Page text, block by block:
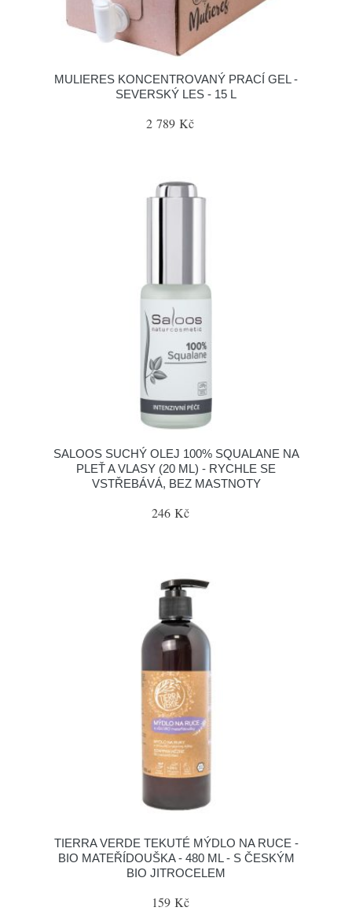
MULIERES KONCENTROVANÝ PRACÍ GEL -
SEVERSKÝ LES - 15 L
2 789 Kč
SALOOS SUCHÝ OLEJ 100% SQUALANE NA
PLEŤ A VLASY (20 ML) - RYCHLE SE
VSTŘEBÁVÁ, BEZ MASTNOTY
246 Kč
TIERRA VERDE TEKUTÉ MÝDLO NA RUCE -
BIO MATEŘÍDOUŠKA - 480 ML - S ČESKÝM
BIO JITROCELEM
159 Kč